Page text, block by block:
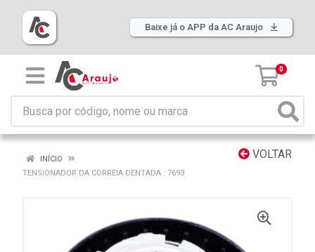
Baixe já o APP da AC Araujo
0
VOLTAR
INÍCIO
TENSIONADOR DA CORREIA DENTADA : 7693